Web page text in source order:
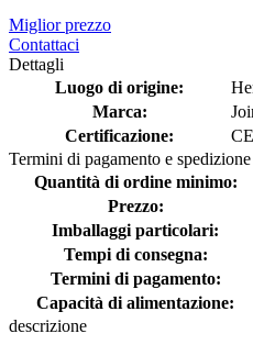
Miglior prezzo
Contattaci
Dettagli
Luogo di origine:
Marca:
Certificazione:
Termini di pagamento e spedizione
Quantità di ordine minimo:
Prezzo:
Imballaggi particolari:
Tempi di consegna:
Termini di pagamento:
Capacità di alimentazione:
descrizione